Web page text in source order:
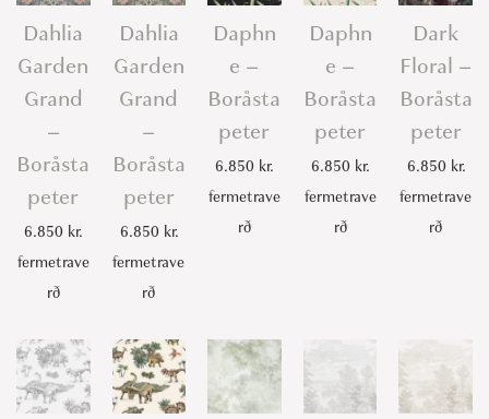
Dahlia
Garden
Grand
–
Boråsta
peter
6.850 kr.
fermetrave
rð
Dahlia
Garden
Grand
–
Boråsta
peter
6.850 kr.
fermetrave
rð
Daphn
e –
Boråsta
peter
6.850 kr.
fermetrave
rð
Daphn
e –
Boråsta
peter
6.850 kr.
fermetrave
rð
Dark
Floral –
Boråsta
peter
6.850 kr.
fermetrave
rð